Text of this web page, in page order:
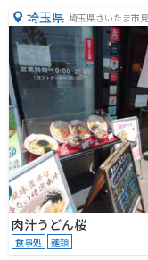
埼玉県 埼玉県さいたま市
９１−１
肉汁うどん桜
食事処 麺類